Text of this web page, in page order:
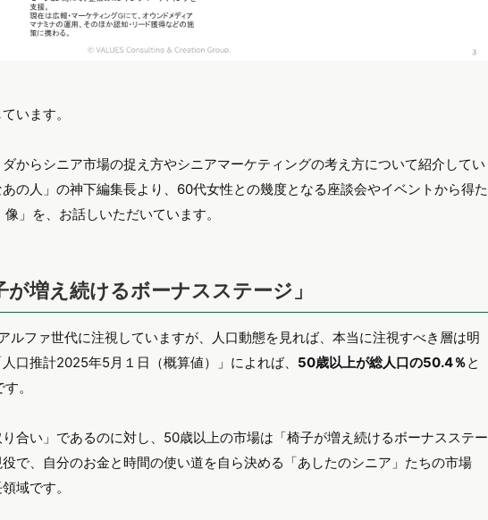
います。
からシニア市場の捉え方やシニアマーケティングの考え方について紹介してい
の人」の神下編集長より、60代女性との幾度となる座談会やイベントから得た
」を、お話しいただいています。
増え続けるボーナスステージ」
ルファ世代に注視していますが、人口動態を見れば、本当に注視すべき層は明
口推計2025年5月１日（概算値）」によれば、 50歳以上が総人口の50.4％と
。
合い」であるのに対し、50歳以上の市場は「椅子が増え続けるボーナスステー
で、自分のお金と時間の使い道を自ら決める「あしたのシニア」たちの市場
域です。